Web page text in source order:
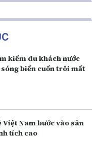
kiếm du khách nước
biển cuốn trôi mất
Việt Nam bước vào sân
tích cao